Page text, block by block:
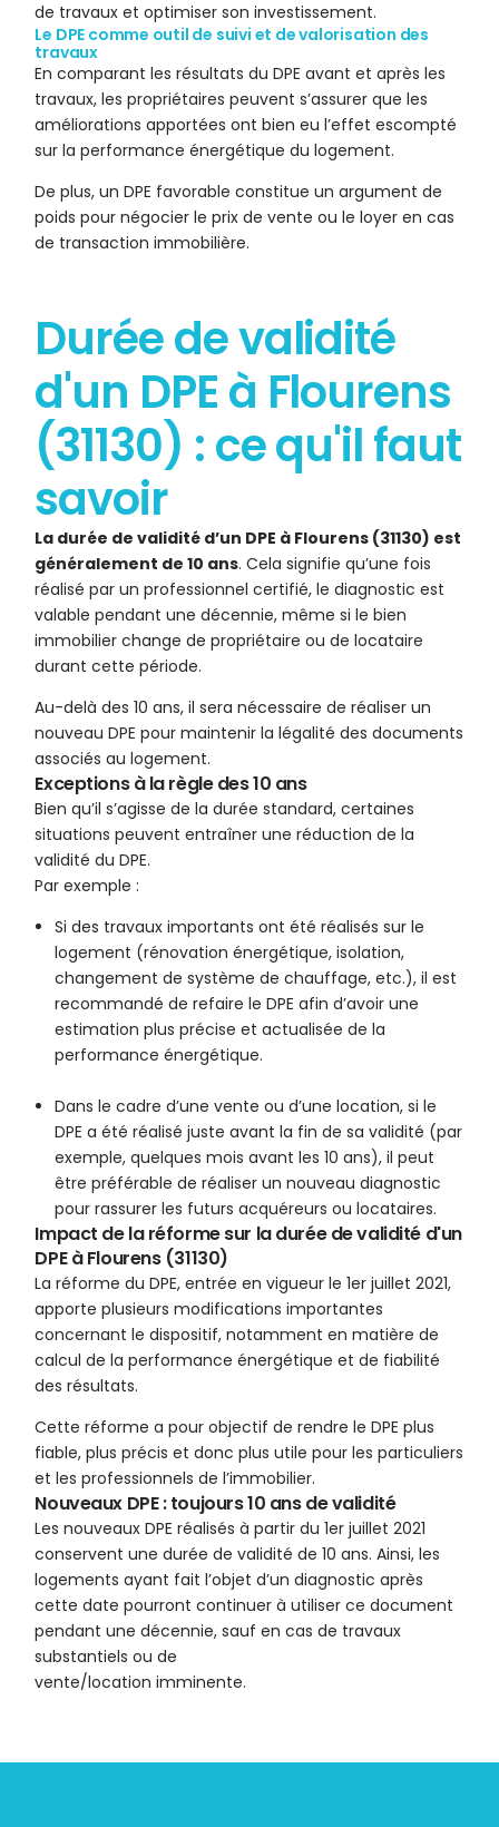
de travaux et optimiser son investissement.
Le DPE comme outil de suivi et de valorisation des
travaux
En comparant les résultats du DPE avant et après les
travaux, les propriétaires peuvent s’assurer que les
améliorations apportées ont bien eu l’effet escompté
sur la performance énergétique du logement.
De plus, un DPE favorable constitue un argument de
poids pour négocier le prix de vente ou le loyer en cas
de transaction immobilière.
Durée de validité
d'un DPE à Flourens
(31130) : ce qu'il faut
savoir
La durée de validité d’un DPE à Flourens (31130) est
généralement de 10 ans. Cela signifie qu’une fois
réalisé par un professionnel certifié, le diagnostic est
valable pendant une décennie, même si le bien
immobilier change de propriétaire ou de locataire
durant cette période.
Au-delà des 10 ans, il sera nécessaire de réaliser un
nouveau DPE pour maintenir la légalité des documents
associés au logement.
Exceptions à la règle des 10 ans
Bien qu’il s’agisse de la durée standard, certaines
situations peuvent entraîner une réduction de la
validité du DPE.
Par exemple :
Si des travaux importants ont été réalisés sur le
logement (rénovation énergétique, isolation,
changement de système de chauffage, etc.), il est
recommandé de refaire le DPE afin d’avoir une
estimation plus précise et actualisée de la
performance énergétique.
Dans le cadre d’une vente ou d’une location, si le
DPE a été réalisé juste avant la fin de sa validité (par
exemple, quelques mois avant les 10 ans), il peut
être préférable de réaliser un nouveau diagnostic
pour rassurer les futurs acquéreurs ou locataires.
Impact de la réforme sur la durée de validité d'un
DPE à Flourens (31130)
La réforme du DPE, entrée en vigueur le 1er juillet 2021,
apporte plusieurs modifications importantes
concernant le dispositif, notamment en matière de
calcul de la performance énergétique et de fiabilité
des résultats.
Cette réforme a pour objectif de rendre le DPE plus
fiable, plus précis et donc plus utile pour les particuliers
et les professionnels de l’immobilier.
Nouveaux DPE : toujours 10 ans de validité
Les nouveaux DPE réalisés à partir du 1er juillet 2021
conservent une durée de validité de 10 ans. Ainsi, les
logements ayant fait l’objet d’un diagnostic après
cette date pourront continuer à utiliser ce document
pendant une décennie, sauf en cas de travaux
substantiels ou de
vente/location imminente.